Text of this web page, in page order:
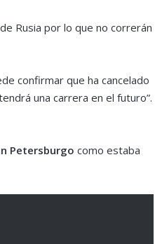
Rusia por lo que no correrán
confirmar que ha cancelado
una carrera en el futuro”.
Petersburgo como estaba